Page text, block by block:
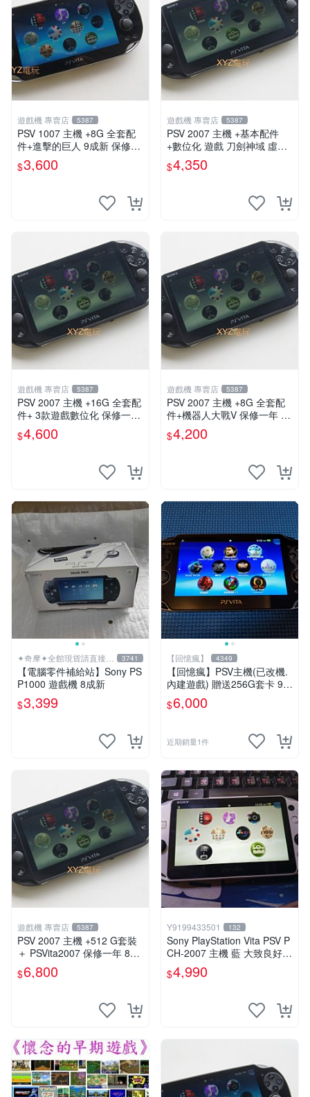
遊戲機 專賣店 5387
PSV 1007 主機 +8G 全套配
件+進擊的巨人 9成新 保修一
年 品質有保障
$3,600
遊戲機 專賣店 5387
PSV 2007 主機 +基本配件
+數位化 遊戲 刀劍神域 虛空
幻界 保修一年
$4,350
遊戲機 專賣店 5387
PSV 2007 主機 +16G 全套配
件+ 3款遊戲數位化 保修一年
品質有保障
$4,600
遊戲機 專賣店 5387
PSV 2007 主機 +8G 全套配
件+機器人大戰V 保修一年 品
質有保障
$4,200
✦奇摩✦全館現貨請直接下
標
3741
【電腦零件補給站】Sony PS
P1000 遊戲機 8成新
$3,399
【回憶瘋】 4349
【回憶瘋】PSV主機(已改機.
內建遊戲) 贈送256G套卡 9成
新 遊戲機 PSVITA
$6,000
近期銷量1件
遊戲機 專賣店 5387
PSV 2007 主機 +512 G套裝
＋ PSVita2007 保修一年 8成
新以上 遊戲機 改好
$6,800
Y9199433501 132
Sony PlayStation Vita PSV P
CH-2007 主機 藍 大致良好
送絕版YAMATO保殼
$4,990